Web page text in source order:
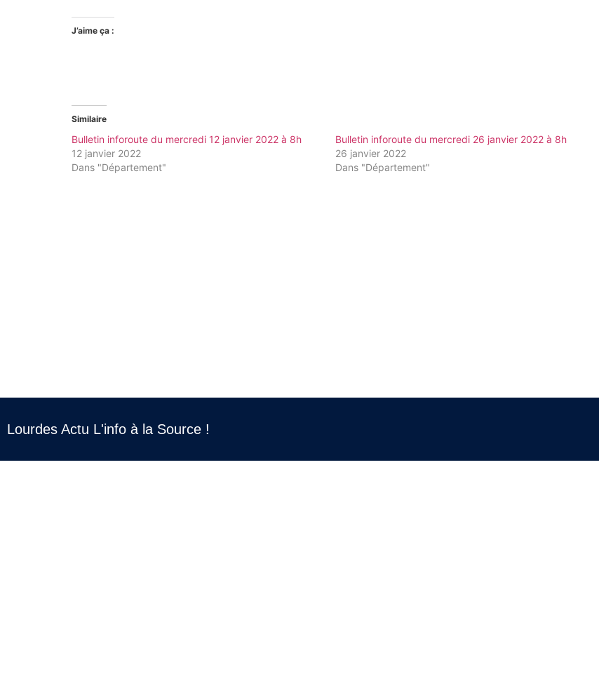
J’aime ça :
Similaire
Bulletin inforoute du mercredi 12 janvier 2022 à 8h
12 janvier 2022
Dans "Département"
Bulletin inforoute du mercredi 26 janvier 2022 à 8h
26 janvier 2022
Dans "Département"
Lourdes Actu L'info à la Source !